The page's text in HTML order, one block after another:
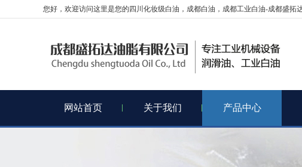
您好，欢迎访问这里是您的四川化妆级白油，成都白油，成都工业白油-成都盛拓
网站首页 关于我们 产品中心